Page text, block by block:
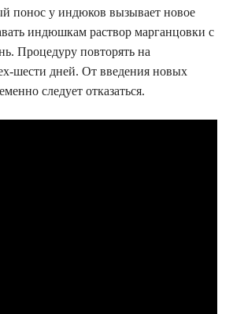
понос у индюков вызывает новое
индюшкам раствор марганцовки с
Процедуру повторять на
шести дней. От введения новых
следует отказаться.